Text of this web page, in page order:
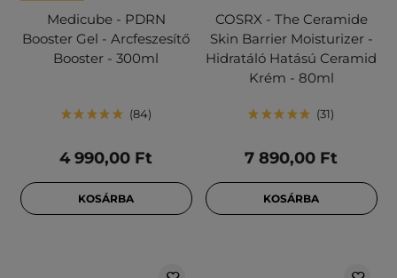
Medicube - PDRN
Booster Gel - Arcfeszesítő
Booster - 300ml
84
4 990,00 Ft
KOSÁRBA
COSRX - The Ceramide
Skin Barrier Moisturizer -
Hidratáló Hatású Ceramid
Krém - 80ml
31
7 890,00 Ft
KOSÁRBA